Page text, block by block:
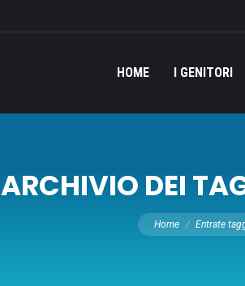
HOME I GENITORI
ARCHIVIO DEI
Tu sei qui:
Home Entrate